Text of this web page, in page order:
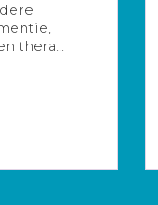
thera...